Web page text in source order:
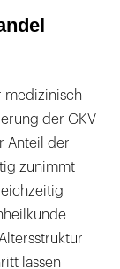
medizinisch-
der GKV
Anteil der
zunimmt
lassen